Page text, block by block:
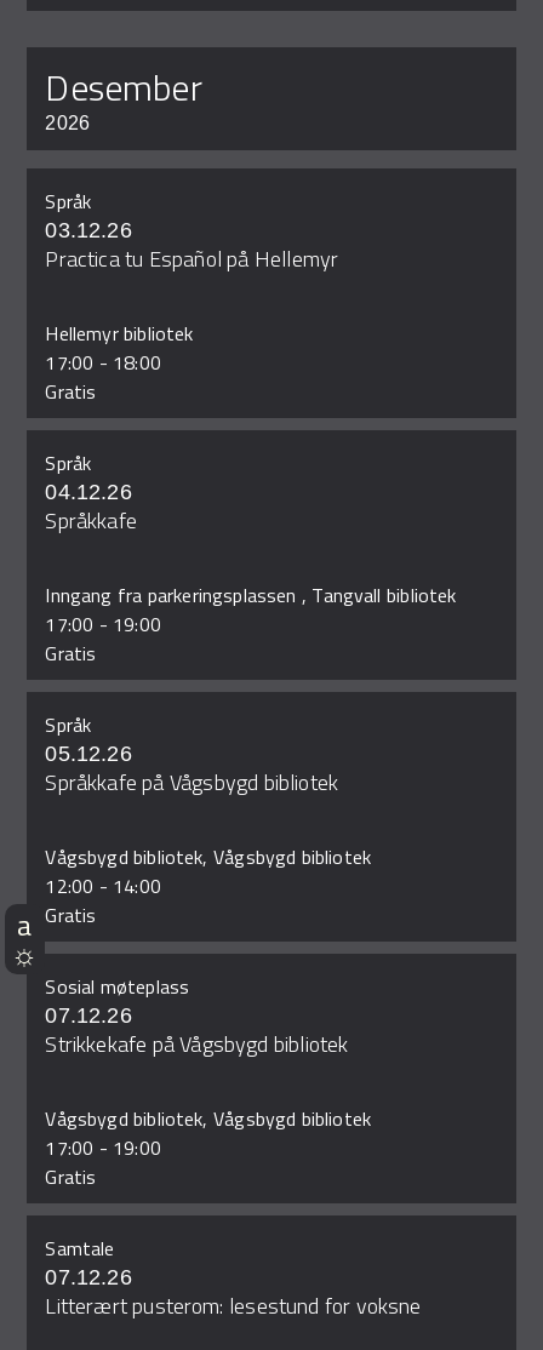
desember
2026
Språk
03.12.26
Practica tu Español på Hellemyr
Hellemyr bibliotek
17:00 - 18:00
Gratis
Språk
04.12.26
Språkkafe
Inngang fra parkeringsplassen , Tangvall bibliotek
17:00 - 19:00
Gratis
Språk
05.12.26
Språkkafe på Vågsbygd bibliotek
Vågsbygd bibliotek, Vågsbygd bibliotek
12:00 - 14:00
Gratis
Sosial møteplass
07.12.26
Strikkekafe på Vågsbygd bibliotek
Vågsbygd bibliotek, Vågsbygd bibliotek
17:00 - 19:00
Gratis
Samtale
07.12.26
Litterært pusterom: lesestund for voksne